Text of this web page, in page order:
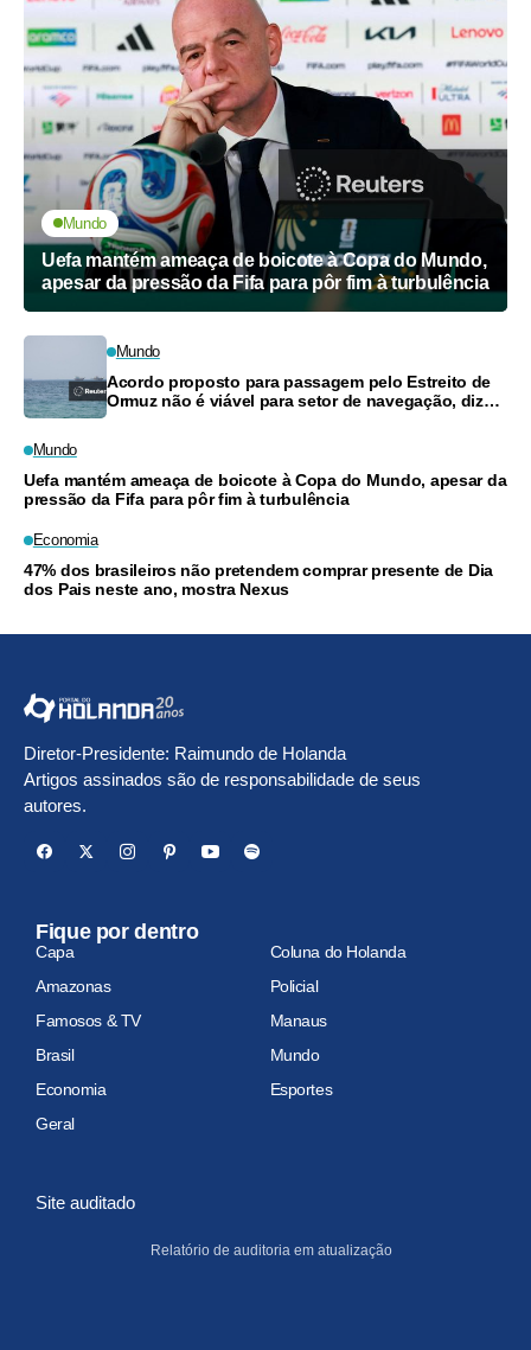
Mundo
Uefa mantém ameaça de boicote à Copa do Mundo,
apesar da pressão da Fifa para pôr fim à turbulência
Mundo
Acordo proposto para passagem pelo Estreito de
Ormuz não é viável para setor de navegação, dizem
Mundo
Uefa mantém ameaça de boicote à Copa do Mundo, apesar da
pressão da Fifa para pôr fim à turbulência
Economia
47% dos brasileiros não pretendem comprar presente de Dia
dos Pais neste ano, mostra Nexus
Diretor-Presidente: Raimundo de Holanda
Artigos assinados são de responsabilidade de seus
autores.
Fique por dentro
Capa
Coluna do Holanda
Amazonas
Policial
Famosos & TV
Manaus
Brasil
Mundo
Economia
Esportes
Geral
Site auditado
Relatório de auditoria em atualização